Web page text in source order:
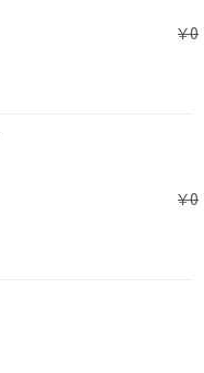
￥0
￥0